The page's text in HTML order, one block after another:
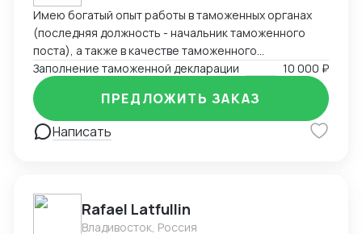
Имею богатый опыт работы в таможенных органах
(последняя должность - начальник таможенного
поста), а также в качестве таможенного
представителя. Два высших образования -
таможенное дело и юриспруденция.
Заполнение таможенной декларации 10 000 ₽
Написать
ПРЕДЛОЖИТЬ ЗАКАЗ
Rafael Latfullin
Владивосток, Россия